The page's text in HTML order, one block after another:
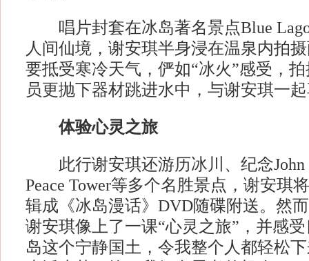
唱片封套在冰岛著名景点Blue
人间仙境，谢安琪半身浸在温泉内拍
要抵受寒冷天气，俨如“冰火”感受，
员更抛下器材跳进水中，与谢安琪一
体验心灵之旅
此行谢安琪还游历冰川、纪念John
Peace Tower等多个名胜景点，谢安琪
辑成《冰岛漫话》DVD随碟附送。然
谢安琪像上了一课“心灵之旅”，并感
岛这个宁静国土，令我整个人都轻松